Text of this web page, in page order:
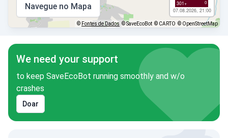
301+ 0
07.08.2026, 21:00
Navegue no Mapa
© Fontes de Dados © SaveEcoBot © CARTO © OpenStreetMap
We need your support
to keep SaveEcoBot running smoothly and w/o
crashes
Doar